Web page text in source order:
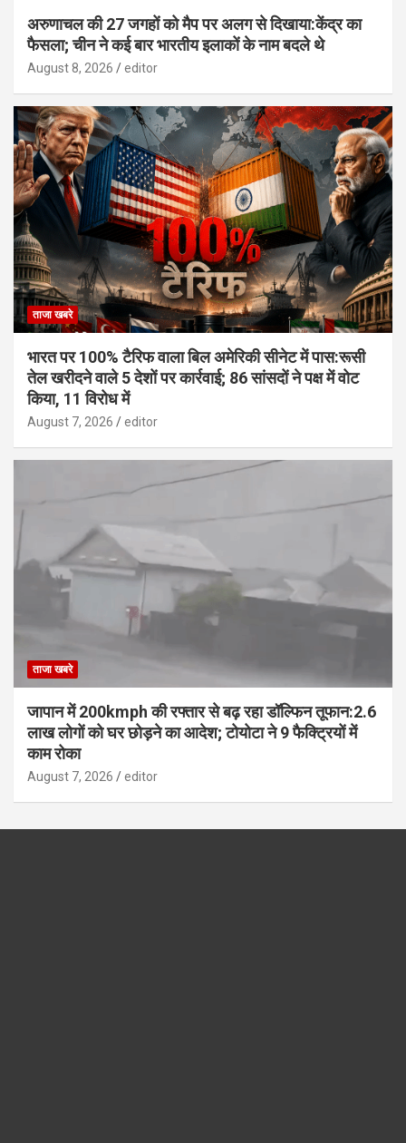
अरुणाचल की 27 जगहों को मैप पर अलग से दिखाया:केंद्र का
फैसला; चीन ने कई बार भारतीय इलाकों के नाम बदले थे
August 8, 2026 editor
ताजा खबरे
भारत पर 100% टैरिफ वाला बिल अमेरिकी सीनेट में पास:रूसी
तेल खरीदने वाले 5 देशों पर कार्रवाई; 86 सांसदों ने पक्ष में वोट
किया, 11 विरोध में
August 7, 2026 editor
ताजा खबरे
जापान में 200kmph की रफ्तार से बढ़ रहा डॉल्फिन तूफान:2.6
लाख लोगों को घर छोड़ने का आदेश; टोयोटा ने 9 फैक्ट्रियों में
काम रोका
August 7, 2026 editor